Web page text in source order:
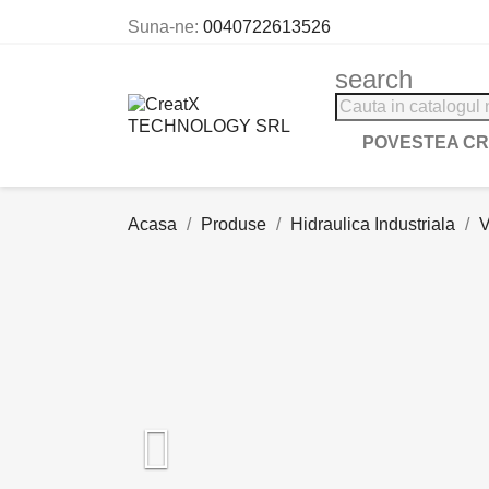
Suna-ne: 0040722613526
search
POVESTEA
Acasa Produse Hidraulica Industriala
